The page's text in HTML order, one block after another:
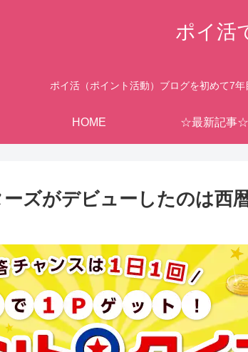
ポイ活
ポイ活（ポイント活動）ブログを初めて7
HOME ☆最新記事☆
ズがデビューしたのは西